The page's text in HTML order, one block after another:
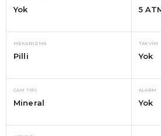
Yok 5
MEKANIZMA
Pilli
TAKVIM
Yok
CAM TIPI
Mineral
ALARM
Yok